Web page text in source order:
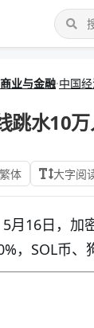
商业与金融·中国
跳水10
繁体 大字阅
5月16日，加
，SOL币、